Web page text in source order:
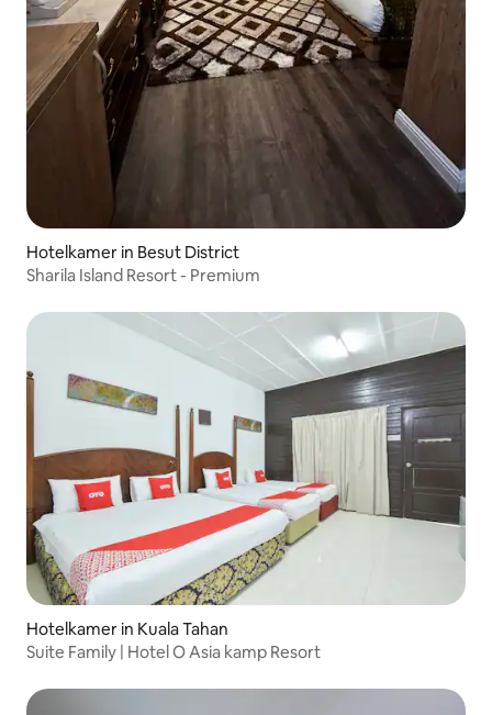
Hotelkamer in Besut District
Sharila Island Resort - Premium
Hotelkamer in Kuala Tahan
Suite Family | Hotel O Asia kamp Resort